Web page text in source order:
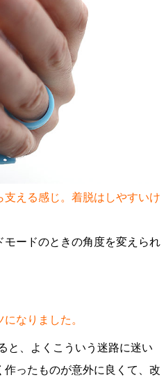
える感じ。着脱はしやすいけ
ードのときの角度を変えられ
なりました。
と、よくこういう迷路に迷い
ったものが意外に良くて、改